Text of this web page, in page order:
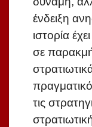
ένδειξη
ιστορία
σε
τις